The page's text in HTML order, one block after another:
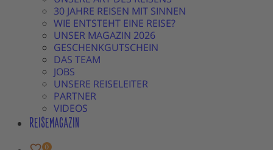
30 JAHRE REISEN MIT SINNEN
WIE ENTSTEHT EINE REISE?
UNSER MAGAZIN 2026
GESCHENKGUTSCHEIN
DAS TEAM
JOBS
UNSERE REISELEITER
PARTNER
VIDEOS
REISEMAGAZIN